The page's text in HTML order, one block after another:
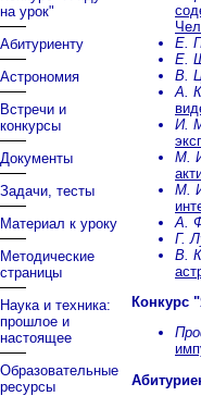
на урок"
Абитуриенту
Астрономия
Встречи и
конкурсы
Документы
Задачи, тесты
Материал к уроку
Методические
страницы
Наука и техника:
прошлое и
настоящее
Образовательные
ресурсы
Е.
Е.
В.
А.
И.
М.
М.
А.
Г.
В.
Конкурс